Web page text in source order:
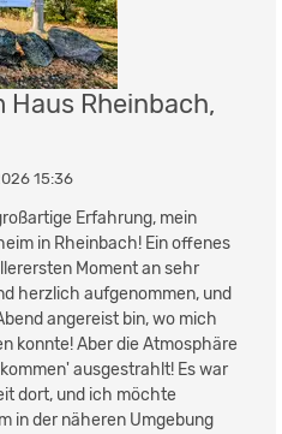
Rheinbach,
15:36
Erfahrung, mein
in Rheinbach! Ein offenes
Moment an sehr
herzlich aufgenommen, und
angereist bin, wo mich
konnte! Aber die Atmosphäre
ausgestrahlt! Es war
dort, und ich möchte
in der näheren Umgebung